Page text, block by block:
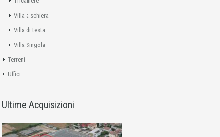
Villa a schiera
Villa di testa
Villa Singola
Terreni
Uffici
Ultime Acquisizioni